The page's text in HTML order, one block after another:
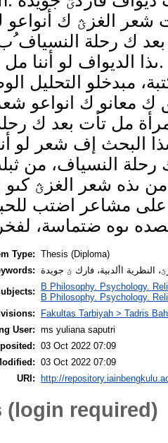
شعر الغزؿ ك
ك رحلة النسياف
أننا مل نفًتؽ لفاركؽ جويدة، ُب سنة 5443 .ىذا
مبدخلو التحليل
ك معانو ك انواعو
مل تأت بعد ك
ىذا البحث إف شعر لو
النسياف، من
ىذه شعر الغزؿ كىو
على مشاعر اضتب
Type:
Thesis (Diploma)
B Philosophy. Psychology.
B Philosophy. Psychology.
Fakultas Tarbiyah > Tadris
User: ms yuliana saputri
03 Oct 2022 07:09
03 Oct 2022 07:09
URI:
http://
(login required)